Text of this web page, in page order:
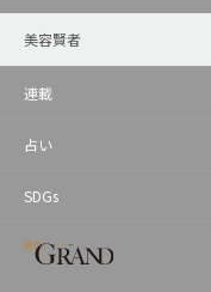
美容賢者
連載
占い
SDGs